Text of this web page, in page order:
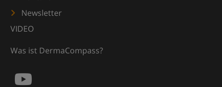
Newsletter
VIDEO
Was ist DermaCompass?